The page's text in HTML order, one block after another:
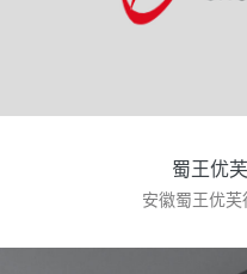
蜀王优
安徽蜀王优